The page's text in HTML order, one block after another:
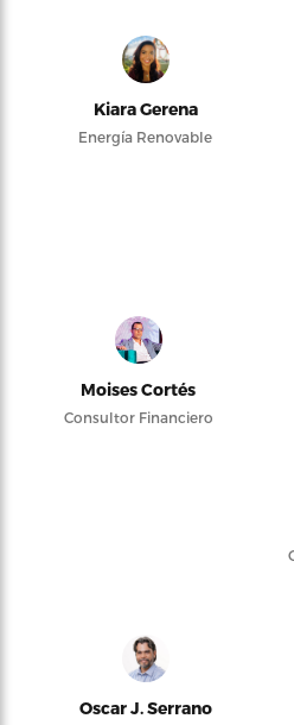
Kiara Gerena
Energía Renovable
Moises Cortés
Consultor Financiero
Oscar J. Serrano